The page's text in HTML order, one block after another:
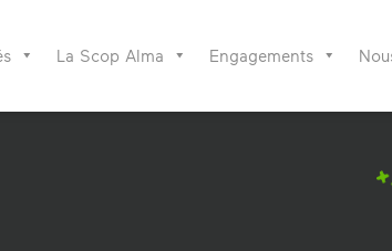
La Scop Alma Engagements